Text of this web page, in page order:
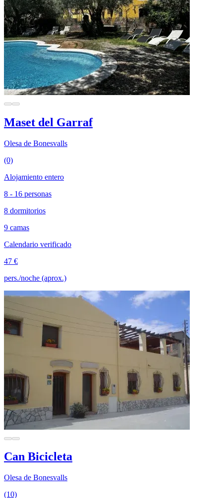
Maset del Garraf
Olesa de Bonesvalls
(0)
Alojamiento entero
8 - 16 personas
8 dormitorios
9 camas
Calendario verificado
47 €
pers./noche (aprox.)
Can Bicicleta
Olesa de Bonesvalls
(10)